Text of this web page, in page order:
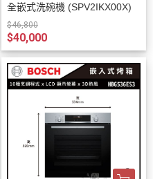
全嵌式洗碗機 (SPV2IKX00X)
$46,800
$40,000